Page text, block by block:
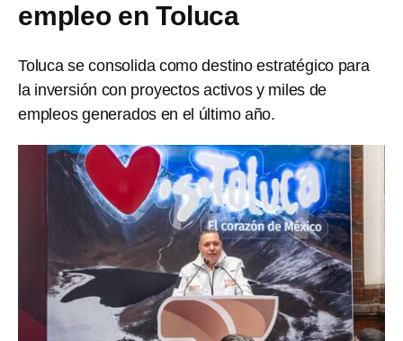
empleo en Toluca
Toluca se consolida como destino estratégico para
la inversión con proyectos activos y miles de
empleos generados en el último año.